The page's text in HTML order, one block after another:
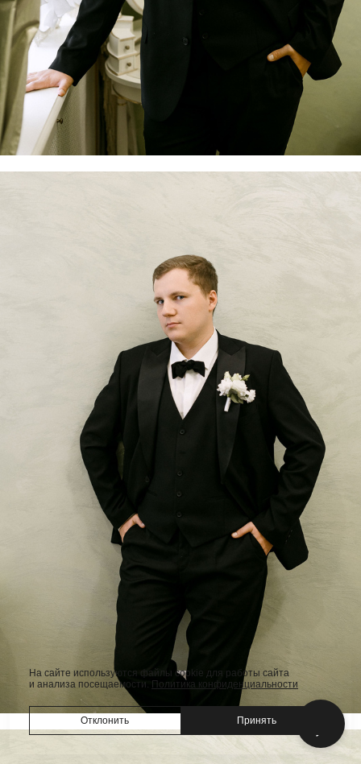
На сайте используются файлы cookie для работы сайта
и анализа посещаемости. Политика конфиденциальности
Отклонить Принять